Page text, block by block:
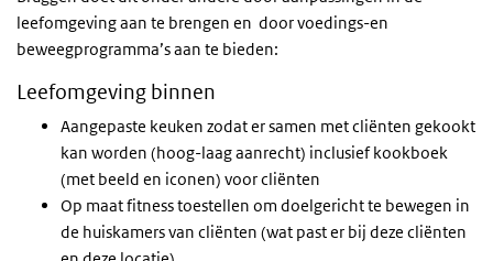
leefomgeving aan te brengen en door voedings-en
beweegprogramma’s aan te bieden:
Leefomgeving binnen
Aangepaste keuken zodat er samen met cliënten gekookt
kan worden (hoog-laag aanrecht) inclusief kookboek
(met beeld en iconen) voor cliënten
Op maat fitness toestellen om doelgericht te bewegen in
de huiskamers van cliënten (wat past er bij deze cliënten